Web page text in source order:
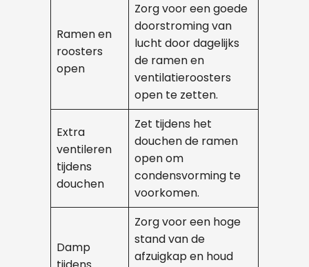
Ramen en
roosters
open
Zorg voor een goede
doorstroming van
lucht door dagelijks
de ramen en
ventilatieroosters
open te zetten.
Extra
ventileren
tijdens
douchen
Zet tijdens het
douchen de ramen
open om
condensvorming te
voorkomen.
Damp
Zorg voor een hoge
stand van de
afzuigkap en houd